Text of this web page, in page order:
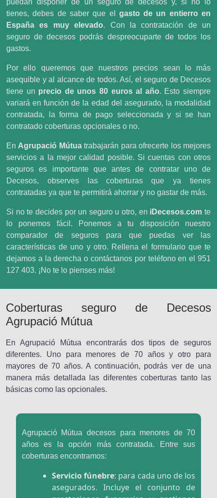
puedan disponer de un seguro de decesos y, si no lo
tienes, debes de saber que el gasto de un entierro en
España es muy elevado. Con la contratación de un
seguro de decesos podrás despreocuparte de todos los
gastos.
Por ello queremos que nuestros precios sean lo más
asequible y al alcance de todos. Así, el seguro de Decesos
tiene un precio de unos 80 euros al año. Esto siempre
variará en función de la edad del asegurado, la modalidad
contratada, la forma de pago seleccionada y si se han
contratado coberturas opcionales o no.
En Agrupació Mútuatrabajarán para ofrecerte los mejores
servicios a la mejor calidad posible. Si cuentas con otros
seguros es importante que antes de contratar uno de
Decesos, observes las coberturas que ya tienes
contratadas ya que te permitirá ahorrar y no gastar de más.
Si no te decides por un seguro u otro, en iDecesos.com te
lo ponemos fácil. Ponemos a tu disposición nuestro
comparador de seguros para que puedas ver las
características de uno y otro. Rellena el formulario que te
dejamos a la derecha o contáctanos por teléfono en el 951
127 403. ¡No te lo pienses más!
Coberturas seguro de Decesos
Agrupació Mútua
En Agrupació Mútua encontrarás dos tipos de seguros
diferentes. Uno para menores de 70 años y otro para
mayores de 70 años. A continuación, podrás ver de una
manera más detallada las diferentes coberturas tanto las
básicas como las opcionales.
Agrupació Mútua decesos para menores de 70
años es la opción más contratada. Entre sus
coberturas encontramos:
Servicio fúnebre: para cada uno de los
asegurados. Incluye el conjunto de